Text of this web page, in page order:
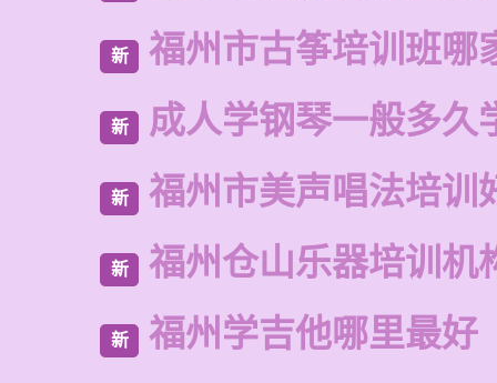
新 福州市古筝培训班哪
新 成人学钢琴一般多久
新 福州市美声唱法培训
新 福州仓山乐器培训机
新 福州学吉他哪里最好